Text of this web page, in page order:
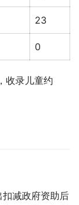
23
0
收录儿童约
减政府资助后